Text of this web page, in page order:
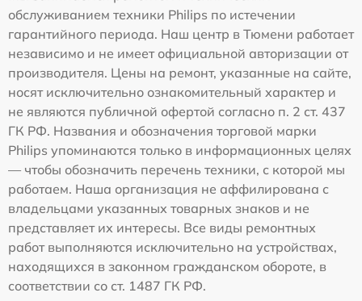
обслуживанием техники Philips по истечении
гарантийного периода. Наш центр в Тюмени работает
независимо и не имеет официальной авторизации от
производителя. Цены на ремонт, указанные на сайте,
носят исключительно ознакомительный характер и
не являются публичной офертой согласно п. 2 ст. 437
ГК РФ. Названия и обозначения торговой марки
Philips упоминаются только в информационных целях
— чтобы обозначить перечень техники, с которой мы
работаем. Наша организация не аффилирована с
владельцами указанных товарных знаков и не
представляет их интересы. Все виды ремонтных
работ выполняются исключительно на устройствах,
находящихся в законном гражданском обороте, в
соответствии со ст. 1487 ГК РФ.